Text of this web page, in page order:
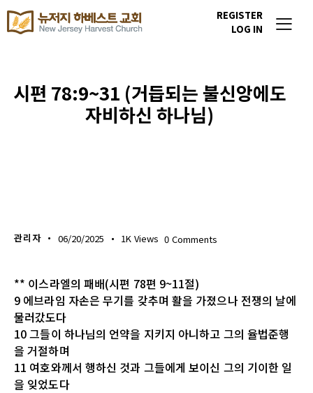
REGISTER
LOG IN
시편 78:9~31 (거듭되는 불신앙에도
자비하신 하나님)
관리자 06/20/2025 1K Views 0 Comments
** 이스라엘의 패배(시편 78편 9~11절)
9 에브라임 자손은 무기를 갖추며 활을 가졌으나 전쟁의 날에
물러갔도다
10 그들이 하나님의 언약을 지키지 아니하고 그의 율법준행
을 거절하며
11 여호와께서 행하신 것과 그들에게 보이신 그의 기이한 일
을 잊었도다